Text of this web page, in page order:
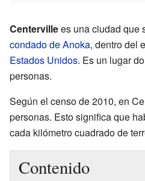
Centervillees una ciudad que
condado de Anoka, dentro del
Estados Unidos. Es un lugar
personas.
Según el censo de 2010, en
personas. Esto significa que
cada kilómetro cuadrado de
Contenido